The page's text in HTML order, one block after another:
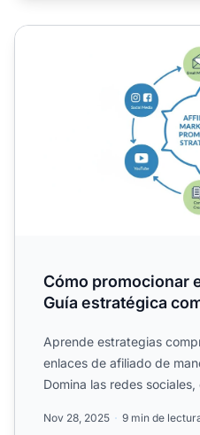
Cómo promocionar
Cómo promocionar
Guía estratégica
Aprende estrategias
enlaces de afiliado de
Domina las redes
Nov 28, 2025 9 min de